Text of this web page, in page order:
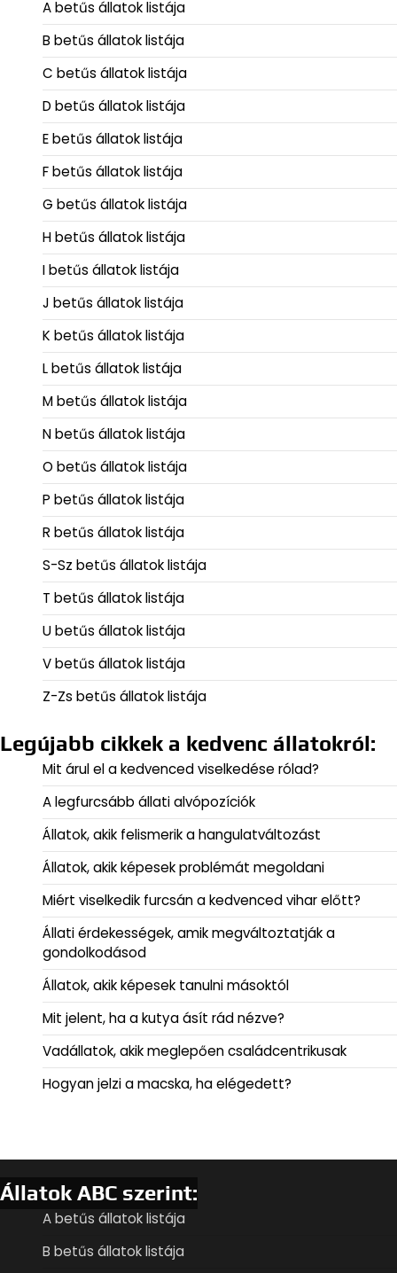
A betűs állatok listája
B betűs állatok listája
C betűs állatok listája
D betűs állatok listája
E betűs állatok listája
F betűs állatok listája
G betűs állatok listája
H betűs állatok listája
I betűs állatok listája
J betűs állatok listája
K betűs állatok listája
L betűs állatok listája
M betűs állatok listája
N betűs állatok listája
O betűs állatok listája
P betűs állatok listája
R betűs állatok listája
S-Sz betűs állatok listája
T betűs állatok listája
U betűs állatok listája
V betűs állatok listája
Z-Zs betűs állatok listája
Legújabb cikkek a kedvenc állatokról:
Mit árul el a kedvenced viselkedése rólad?
A legfurcsább állati alvópozíciók
Állatok, akik felismerik a hangulatváltozást
Állatok, akik képesek problémát megoldani
Miért viselkedik furcsán a kedvenced vihar előtt?
Állati érdekességek, amik megváltoztatják a
gondolkodásod
Állatok, akik képesek tanulni másoktól
Mit jelent, ha a kutya ásít rád nézve?
Vadállatok, akik meglepően családcentrikusak
Hogyan jelzi a macska, ha elégedett?
Állatok ABC szerint:
A betűs állatok listája
B betűs állatok listája